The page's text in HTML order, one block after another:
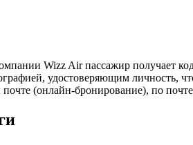
Wizz Air пассажир получает
удостоверяющим личность,
(онлайн-бронирование), по